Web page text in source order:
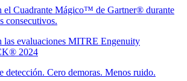
el Cuadrante Mágico™ de Gartner® durante
consecutivos.
las evaluaciones MITRE Engenuity
2024
detección. Cero demoras. Menos ruido.